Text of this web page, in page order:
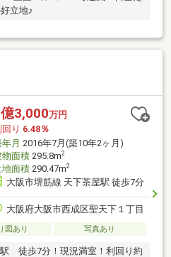
立地♪
3,000万円
り 6.48％
月 2016年7月(築10年2ヶ月)
物面積295.8m2
地面積290.47m2
大阪市堺筋線 天下茶屋駅 徒歩7分
大阪府大阪市西成区聖天下１丁目
図あり 写真あり
徒歩7分！現況満室！利回り約